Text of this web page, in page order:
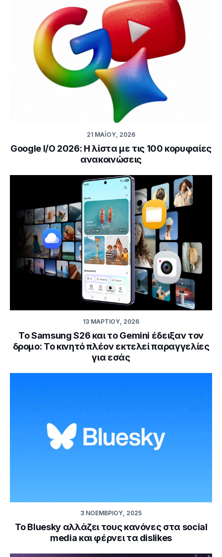
21 ΜΑΪ́ΟΥ, 2026
Google I/O 2026: Η λίστα με τις 100 κορυφαίες
ανακοινώσεις
13 ΜΑΡΤΊΟΥ, 2026
Το Samsung S26 και το Gemini έδειξαν τον
δρομο: Το κινητό πλέον εκτελεί παραγγελίες
για εσάς
3 ΝΟΕΜΒΡΊΟΥ, 2025
Το Bluesky αλλάζει τους κανόνες στα social
media και φέρνει τα dislikes